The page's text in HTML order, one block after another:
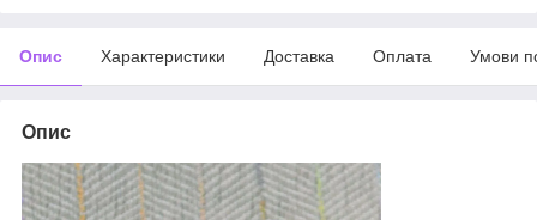
Опис Характеристики Доставка Оплата Умови
Опис